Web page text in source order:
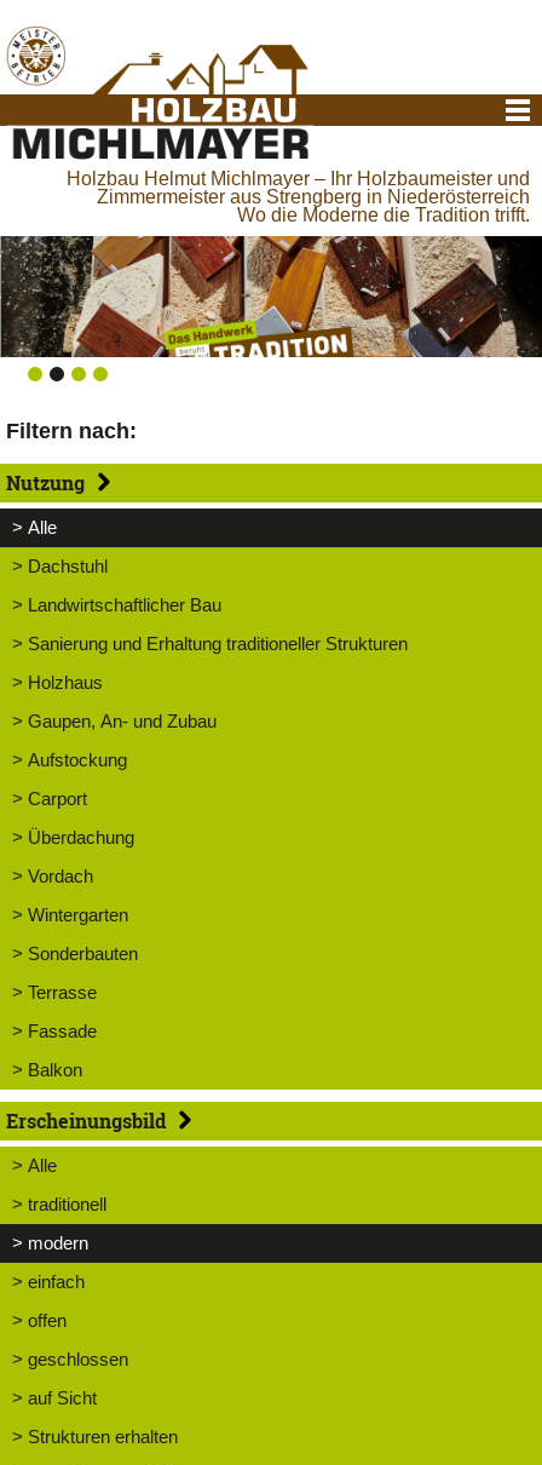
Holzbau Helmut Michlmayer – Ihr Holzbaumeister und
Zimmermeister aus Strengberg in Niederösterreich
Wo die Moderne die Tradition trifft.
Filtern nach:
Nutzung
> Alle
> Dachstuhl
> Landwirtschaftlicher Bau
> Sanierung und Erhaltung traditioneller Strukturen
> Holzhaus
> Gaupen, An- und Zubau
> Aufstockung
> Carport
> Überdachung
> Vordach
> Wintergarten
> Sonderbauten
> Terrasse
> Fassade
> Balkon
Erscheinungsbild
> Alle
> traditionell
> modern
> einfach
> offen
> geschlossen
> auf Sicht
> Strukturen erhalten